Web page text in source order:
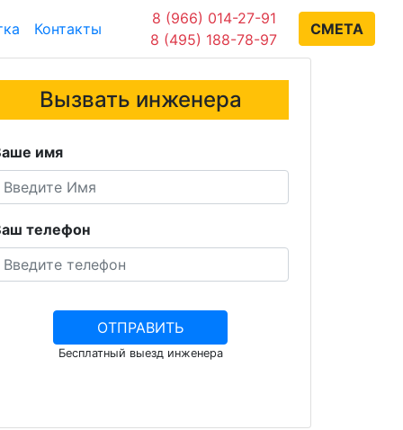
Контакты
8 (966) 014-27-91
8 (495) 188-78-97
СМЕТА
Вызвать инженера
имя
телефон
Бесплатный выезд инженера